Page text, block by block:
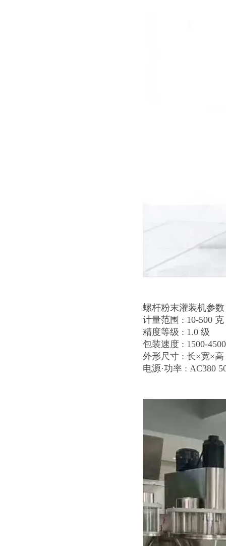
螺杆粉末灌装机参
计量范围 : 10-500 克
精度等级 : 1.0 级
包装速度 : 1500-
外形尺寸 : 长×宽×高
电源·功率 : AC380